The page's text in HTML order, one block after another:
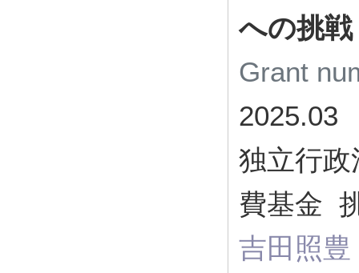
への挑戦
Grant
2025.03
独立行
費基金
吉田照豊